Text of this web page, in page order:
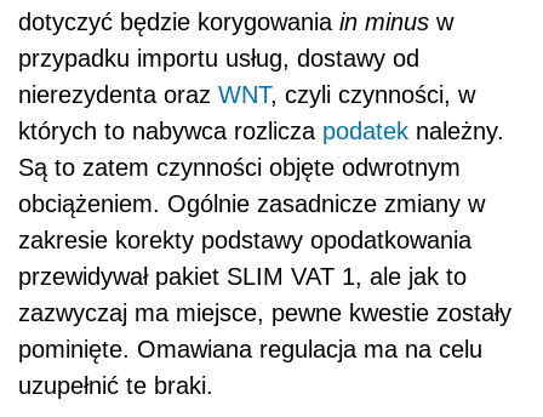
dotyczyć będzie korygowania in minus w
przypadku importu usług, dostawy od
nierezydenta oraz WNT, czyli czynności, w
których to nabywca rozlicza podatek należny.
Są to zatem czynności objęte odwrotnym
obciążeniem. Ogólnie zasadnicze zmiany w
zakresie korekty podstawy opodatkowania
przewidywał pakiet SLIM VAT 1, ale jak to
zazwyczaj ma miejsce, pewne kwestie zostały
pominięte. Omawiana regulacja ma na celu
uzupełnić te braki.